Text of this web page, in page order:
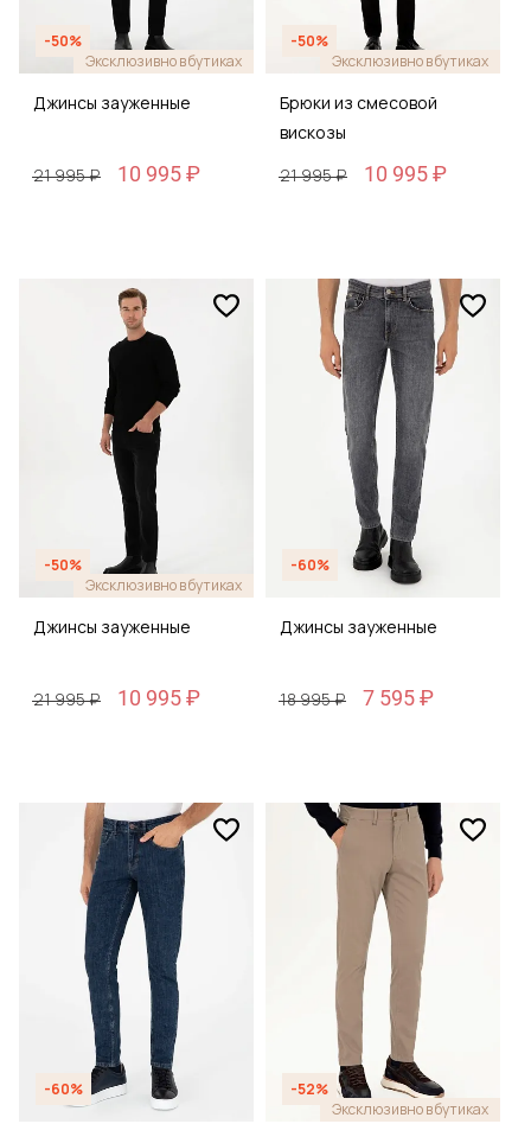
-50%
Эксклюзивно в бутиках
Джинсы зауженные
21 995 ₽ 10 995 ₽
-50%
Эксклюзивно в бутиках
Брюки из смесовой
вискозы
21 995 ₽
10 995 ₽
-50%
Эксклюзивно в бутиках
Джинсы зауженные
21 995 ₽ 10 995 ₽
-60%
Джинсы зауженные
18 995 ₽ 7 595 ₽
-60%
-52%
Эксклюзивно в бутиках